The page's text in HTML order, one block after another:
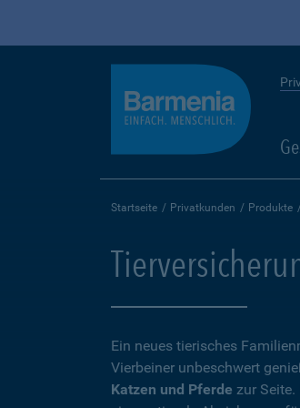
Startseite Privatkunden Produkte
Ein neues tierisches
Vierbeiner unbeschwert
Katzen und Pferde zur